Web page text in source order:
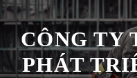
CÔNG TY
PHÁT